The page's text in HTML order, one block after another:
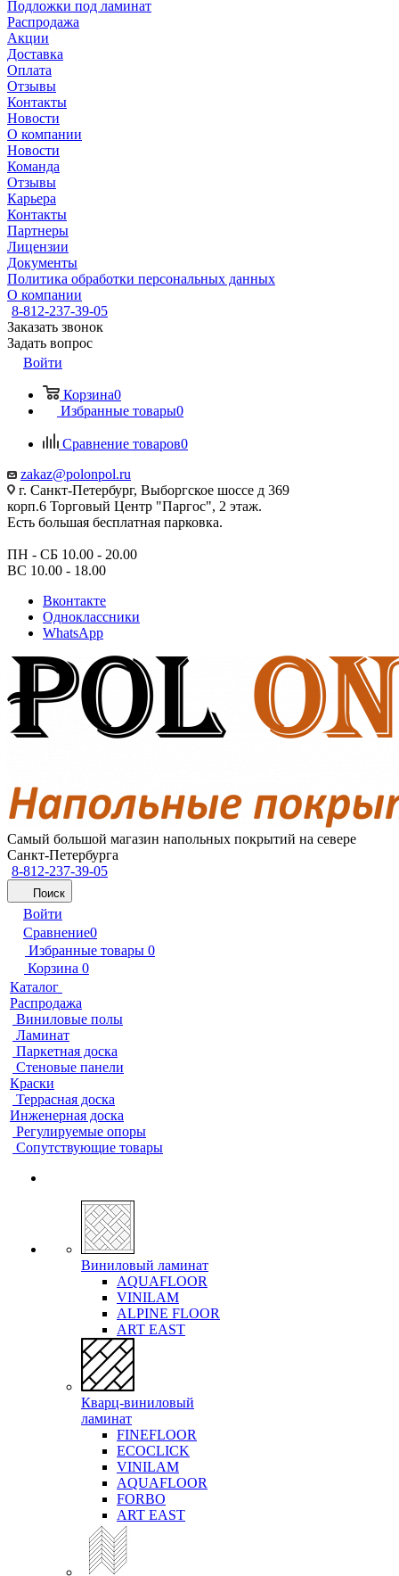
Подложки под ламинат
Распродажа
Акции
Доставка
Оплата
Отзывы
Контакты
Новости
О компании
Новости
Команда
Отзывы
Карьера
Контакты
Партнеры
Лицензии
Документы
Политика обработки персональных данных
О компании
8-812-237-39-05
Заказать звонок
Задать вопрос
Войти
Корзина0
Избранные товары0
Сравнение товаров0
zakaz@polonpol.ru
г. Санкт-Петербург, Выборгское шоссе д 369
корп.6 Торговый Центр "Паргос", 2 этаж.
Есть большая бесплатная парковка.
ПН - СБ 10.00 - 20.00
ВС 10.00 - 18.00
Вконтакте
Одноклассники
WhatsApp
Самый большой магазин напольных покрытий на севере
Санкт-Петербурга
8-812-237-39-05
Поиск
Войти
Сравнение0
Избранные товары 0
Корзина 0
Каталог
Распродажа
Виниловые полы
Ламинат
Паркетная доска
Стеновые панели
Краски
Террасная доска
Инженерная доска
Регулируемые опоры
Сопутствующие товары
Виниловый ламинат
AQUAFLOOR
VINILAM
ALPINE FLOOR
ART EAST
Кварц-виниловый
ламинат
FINEFLOOR
ECOCLICK
VINILAM
AQUAFLOOR
FORBO
ART EAST